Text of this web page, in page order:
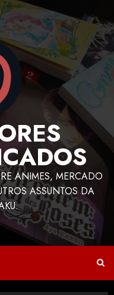
ANIMES, MERCADO
ASSUNTOS DA